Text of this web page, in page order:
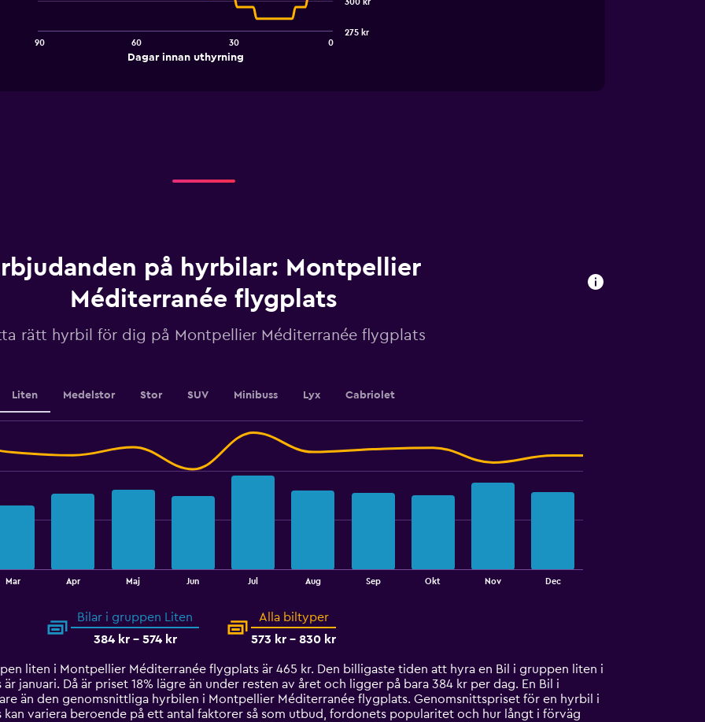
The
chart
has
displaying
to
350.
Dagar innan uthyrning
90 60 30 0
275 kr
300 kr
på hyrbilar: Montpellier
Méditerranée flygplats
rätt hyrbil för dig på Montpellier Méditerranée flygplats
Liten Medelstor Stor SUV Minibuss Lyx Cabriolet
Mar Apr Maj Jun Jul Aug Sep Okt Nov Dec
Bilar i gruppen Liten
384 kr - 574 kr
Alla biltyper
573 kr - 830 kr
liten i Montpellier Méditerranée flygplats är 465 kr. Den billigaste tiden att hyra en Bil i gruppen liten i
januari. Då är priset 18% lägre än under resten av året och ligger på bara 384 kr per dag. En Bil i
än den genomsnittliga hyrbilen i Montpellier Méditerranée flygplats. Genomsnittspriset för en hyrbil i
variera beroende på ett antal faktorer så som utbud, fordonets popularitet och hur långt i förväg